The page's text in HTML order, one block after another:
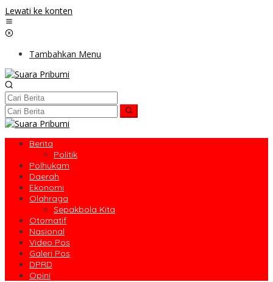
Lewati ke konten
Tambahkan Menu
Berita
Politik
Polhukam
Daerah
Ekonomi
Olahraga
Sepakbola Kita
Otomatif
Nasional
Video Pos
Galeri Pos
DPRD
Opini